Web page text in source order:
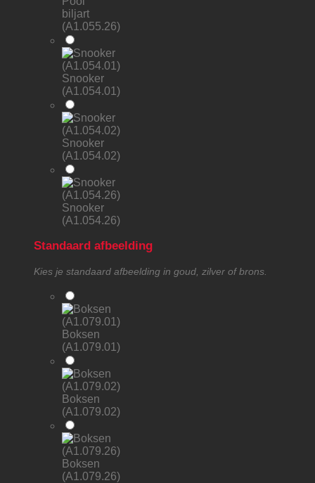
biljart
(A1.055.26)
Snooker
(A1.054.01)
Snooker
(A1.054.02)
Snooker
(A1.054.26)
Standaard afbeelding
Kies je standaard afbeelding in goud, zilver of brons.
Boksen
(A1.079.01)
Boksen
(A1.079.02)
Boksen
(A1.079.26)